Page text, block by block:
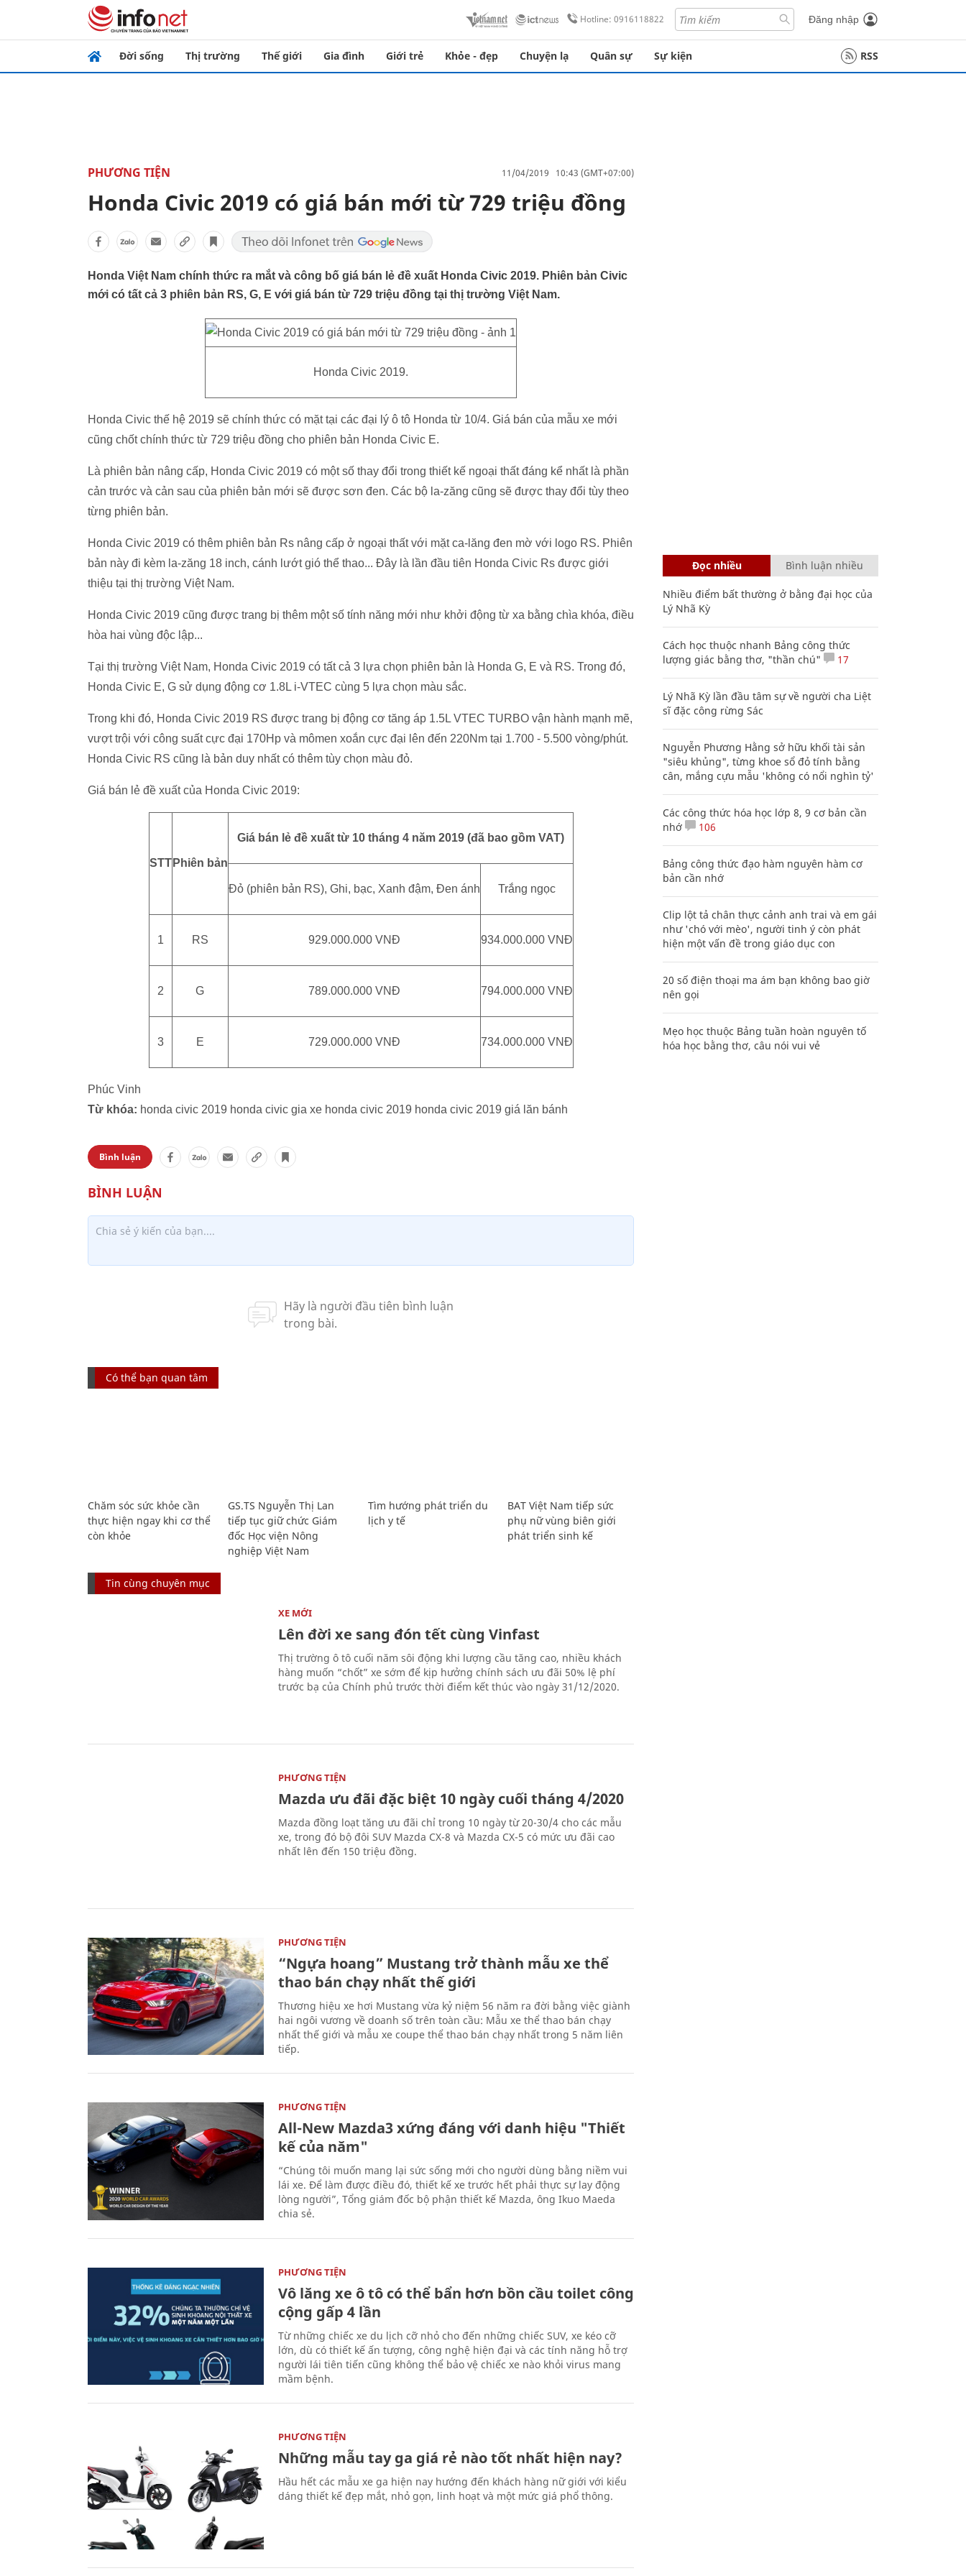
Hotline: 0916118822 Đăng nhập
Đời sống Thị trường Thế giới Gia đình Giới trẻ Khỏe - đẹp Chuyện lạ Quân sự Sự kiện RSS
PHƯƠNG TIỆN 11/04/2019 10:43 (GMT+07:00)
Honda Civic 2019 có giá bán mới từ 729 triệu đồng
Honda Việt Nam chính thức ra mắt và công bố giá bán lẻ đề xuất Honda Civic 2019. Phiên bản Civic
mới có tất cả 3 phiên bản RS, G, E với giá bán từ 729 triệu đồng tại thị trường Việt Nam.
Honda Civic 2019.
Honda Civic thế hệ 2019 sẽ chính thức có mặt tại các đại lý ô tô Honda từ 10/4. Giá bán của mẫu xe mới
cũng chốt chính thức từ 729 triệu đồng cho phiên bản Honda Civic E.
Là phiên bản nâng cấp, Honda Civic 2019 có một số thay đổi trong thiết kế ngoại thất đáng kể nhất là phần
cản trước và cản sau của phiên bản mới sẽ được sơn đen. Các bộ la-zăng cũng sẽ được thay đổi tùy theo
từng phiên bản.
Honda Civic 2019 có thêm phiên bản Rs nâng cấp ở ngoại thất với mặt ca-lăng đen mờ với logo RS. Phiên
bản này đi kèm la-zăng 18 inch, cánh lướt gió thể thao... Đây là lần đầu tiên Honda Civic Rs được giới
thiệu tại thị trường Việt Nam.
Honda Civic 2019 cũng được trang bị thêm một số tính năng mới như khởi động từ xa bằng chìa khóa, điều
hòa hai vùng độc lập...
Tại thị trường Việt Nam, Honda Civic 2019 có tất cả 3 lựa chọn phiên bản là Honda G, E và RS. Trong đó,
Honda Civic E, G sử dụng động cơ 1.8L i-VTEC cùng 5 lựa chọn màu sắc.
Trong khi đó, Honda Civic 2019 RS được trang bị động cơ tăng áp 1.5L VTEC TURBO vận hành mạnh mẽ,
vượt trội với công suất cực đại 170Hp và mômen xoắn cực đại lên đến 220Nm tại 1.700 - 5.500 vòng/phút.
Honda Civic RS cũng là bản duy nhất có thêm tùy chọn màu đỏ.
Giá bán lẻ đề xuất của Honda Civic 2019:
STT Phiên bản
Giá bán lẻ đề xuất từ 10 tháng 4 năm 2019 (đã bao gồm VAT)
Đỏ (phiên bản RS), Ghi, bạc, Xanh đậm, Đen ánh Trắng ngọc
1 RS 929.000.000 VNĐ 934.000.000 VNĐ
2 G 789.000.000 VNĐ 794.000.000 VNĐ
3 E 729.000.000 VNĐ 734.000.000 VNĐ
Phúc Vinh
Từ khóa: honda civic 2019 honda civic gia xe honda civic 2019 honda civic 2019 giá lăn bánh
Bình luận
Có thể bạn quan tâm
Chăm sóc sức khỏe cần
thực hiện ngay khi cơ thể
còn khỏe
GS.TS Nguyễn Thị Lan
tiếp tục giữ chức Giám
đốc Học viện Nông
nghiệp Việt Nam
Tìm hướng phát triển du
lịch y tế
BAT Việt Nam tiếp sức
phụ nữ vùng biên giới
phát triển sinh kế
Tin cùng chuyên mục
XE MỚI
Lên đời xe sang đón tết cùng Vinfast
Thị trường ô tô cuối năm sôi động khi lượng cầu tăng cao, nhiều khách
hàng muốn “chốt” xe sớm để kịp hưởng chính sách ưu đãi 50% lệ phí
trước bạ của Chính phủ trước thời điểm kết thúc vào ngày 31/12/2020.
PHƯƠNG TIỆN
Mazda ưu đãi đặc biệt 10 ngày cuối tháng 4/2020
Mazda đồng loạt tăng ưu đãi chỉ trong 10 ngày từ 20-30/4 cho các mẫu
xe, trong đó bộ đôi SUV Mazda CX-8 và Mazda CX-5 có mức ưu đãi cao
nhất lên đến 150 triệu đồng.
PHƯƠNG TIỆN
“Ngựa hoang” Mustang trở thành mẫu xe thể
thao bán chạy nhất thế giới
Thương hiệu xe hơi Mustang vừa kỷ niệm 56 năm ra đời bằng việc giành
hai ngôi vương về doanh số trên toàn cầu: Mẫu xe thể thao bán chạy
nhất thế giới và mẫu xe coupe thể thao bán chạy nhất trong 5 năm liên
tiếp.
PHƯƠNG TIỆN
All-New Mazda3 xứng đáng với danh hiệu "Thiết
kế của năm"
“Chúng tôi muốn mang lại sức sống mới cho người dùng bằng niềm vui
lái xe. Để làm được điều đó, thiết kế xe trước hết phải thực sự lay động
lòng người”, Tổng giám đốc bộ phận thiết kế Mazda, ông Ikuo Maeda
chia sẻ.
PHƯƠNG TIỆN
Vô lăng xe ô tô có thể bẩn hơn bồn cầu toilet công
cộng gấp 4 lần
Từ những chiếc xe du lịch cỡ nhỏ cho đến những chiếc SUV, xe kéo cỡ
lớn, dù có thiết kế ấn tượng, công nghệ hiện đại và các tính năng hỗ trợ
người lái tiên tiến cũng không thể bảo vệ chiếc xe nào khỏi virus mang
mầm bệnh.
PHƯƠNG TIỆN
Những mẫu tay ga giá rẻ nào tốt nhất hiện nay?
Hầu hết các mẫu xe ga hiện nay hướng đến khách hàng nữ giới với kiểu
dáng thiết kế đẹp mắt, nhỏ gọn, linh hoạt và một mức giá phổ thông.
Đọc nhiều Bình luận nhiều
Nhiều điểm bất thường ở bằng đại học của
Lý Nhã Kỳ
Cách học thuộc nhanh Bảng công thức
lượng giác bằng thơ, "thần chú"
17
Lý Nhã Kỳ lần đầu tâm sự về người cha Liệt
sĩ đặc công rừng Sác
Nguyễn Phương Hằng sở hữu khối tài sản
"siêu khủng", từng khoe sổ đỏ tính bằng
cân, mắng cựu mẫu 'không có nổi nghìn tỷ'
Các công thức hóa học lớp 8, 9 cơ bản cần
nhớ
106
Bảng công thức đạo hàm nguyên hàm cơ
bản cần nhớ
Clip lột tả chân thực cảnh anh trai và em gái
như 'chó với mèo', người tinh ý còn phát
hiện một vấn đề trong giáo dục con
20 số điện thoại ma ám bạn không bao giờ
nên gọi
Mẹo học thuộc Bảng tuần hoàn nguyên tố
hóa học bằng thơ, câu nói vui vẻ